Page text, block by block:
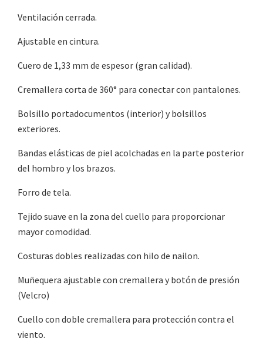
Ventilación cerrada.
Ajustable en cintura.
Cuero de 1,33 mm de espesor (gran calidad).
Cremallera corta de 360° para conectar con pantalones.
Bolsillo portadocumentos (interior) y bolsillos
exteriores.
Bandas elásticas de piel acolchadas en la parte posterior
del hombro y los brazos.
Forro de tela.
Tejido suave en la zona del cuello para proporcionar
mayor comodidad.
Costuras dobles realizadas con hilo de nailon.
Muñequera ajustable con cremallera y botón de presión
(Velcro)
Cuello con doble cremallera para protección contra el
viento.